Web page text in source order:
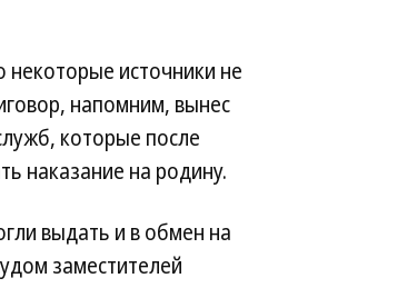
источники не
напомним, вынес
которые после
наказание на родину.
выдать и в обмен на
заместителей